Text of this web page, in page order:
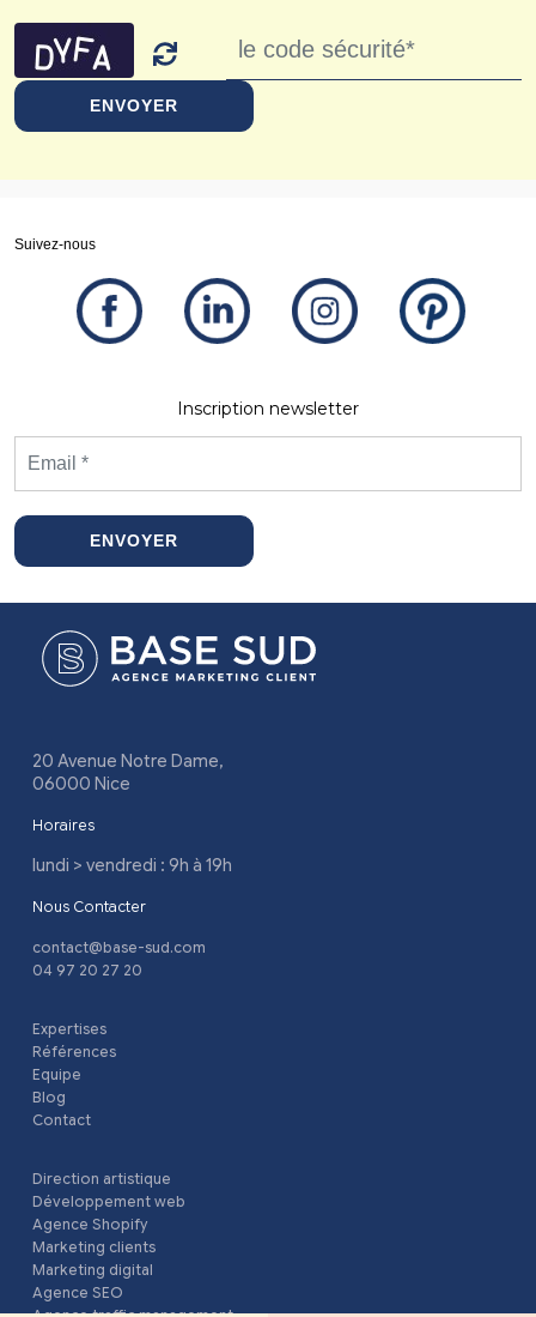
ENVOYER
Suivez-nous
Inscription newsletter
ENVOYER
20 Avenue Notre Dame,
06000 Nice
Horaires
lundi > vendredi : 9h à 19h
Nous Contacter
contact@base-sud.com
04 97 20 27 20
Expertises
Références
Equipe
Blog
Contact
Direction artistique
Développement web
Agence Shopify
Marketing clients
Marketing digital
Agence SEO